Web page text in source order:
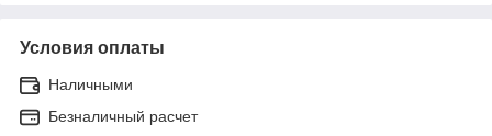
Условия оплаты
Наличными
Безналичный расчет